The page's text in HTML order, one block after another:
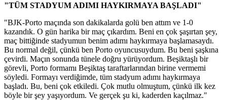
"TÜM STADYUM ADIMI HAYKIRMAYA BAŞLADI"
"BJK-Porto maçında son dakikalarda golü ben attım ve 1-0
kazandık. O gün harika bir maç çıkardım. Beni en çok şaşırtan şey,
maç bittiğinde stadyumun benim adımı haykırmaya başlamasaydı.
Bu normal değil, çünkü ben Porto oyuncusuydum. Bu beni şaşkına
çevirdi. Maçın sonunda tünele doğru yürüyordum. Beşiktaşlı bir
görevli, Porto formamı Beşiktaş taraftarlarından birine vermemi
söyledi. Formayı verdiğimde, tüm stadyum adımı haykırmaya
başladı. Bu, beni çok etkiledi. Çok mutlu olmuştum, çünkü ilk kez
böyle bir şey yaşıyordum. Ve gerçek şu ki, kaderden kaçılmaz."